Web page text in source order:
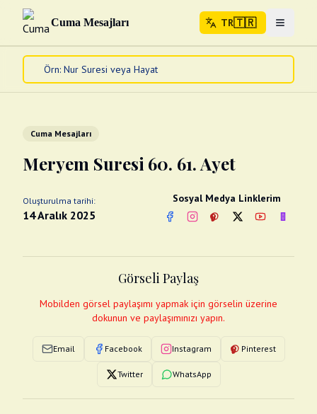
Cuma Mesajları TR🇹🇷 Menuyu
Ana Sayfa
Bayram Mesajları
Diğer
Abdest Videoları
Fotograflar
Cuma Mesajları
Meryem Suresi 60. 61. Ayet
Oluşturulma tarihi:
14 Aralık 2025
Sosyal Medya Linklerim
FacebookInstagram
PinterestTwitterYouTube
Görseli Paylaş
Mobilden görsel paylaşımı yapmak için görselin üzerine
dokunun ve paylaşımınızı yapın.
Email Facebook Instagram Pinterest
Twitter WhatsApp